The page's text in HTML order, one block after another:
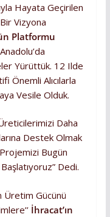
Hayata Geçirilen
Vizyona
Platformu
Yürüttük. 12 Ilde
Önemli Alıcılarla
Vesile Olduk.
Daha
Destek Olmak
Bugün
Dedi.
Üretim Gücünü
İhracat’ın